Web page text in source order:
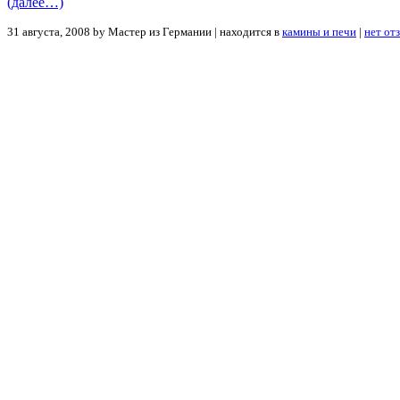
31 августа, 2008 by Мастер из Германии | находится в камины и печи | нет